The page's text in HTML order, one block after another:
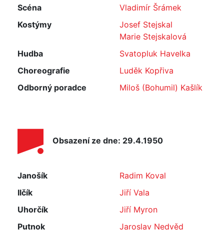
Scéna
Vladimír Šrámek
Kostýmy
Josef Stejskal
Marie Stejskalová
Hudba
Svatopluk Havelka
Choreografie
Luděk Kopřiva
Odborný poradce
Miloš (Bohumil) Kašlík
Obsazení ze dne: 29.4.1950
Janošík
Radim Koval
Ilčík
Jiří Vala
Uhorčík
Jiří Myron
Putnok
Jaroslav Nedvěd